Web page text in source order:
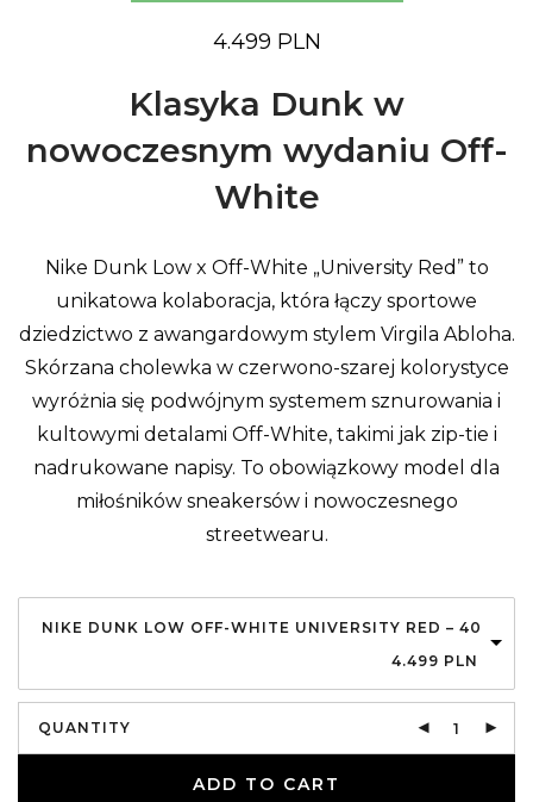
4.499 PLN
Klasyka Dunk w
nowoczesnym wydaniu Off-
White
Nike Dunk Low x Off-White „University Red” to
unikatowa kolaboracja, która łączy sportowe
dziedzictwo z awangardowym stylem Virgila Abloha.
Skórzana cholewka w czerwono-szarej kolorystyce
wyróżnia się podwójnym systemem sznurowania i
kultowymi detalami Off-White, takimi jak zip-tie i
nadrukowane napisy. To obowiązkowy model dla
miłośników sneakersów i nowoczesnego
streetwearu.
NIKE DUNK LOW OFF-WHITE UNIVERSITY RED – 40
4.499 PLN
QUANTITY
ADD TO CART